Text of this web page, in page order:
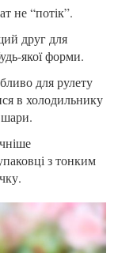
не “потік”.
друг для
якої форми.
для рулету
в холодильнику
шари.
з тонким